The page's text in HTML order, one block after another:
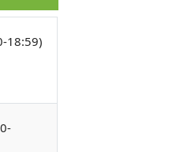
18:59)